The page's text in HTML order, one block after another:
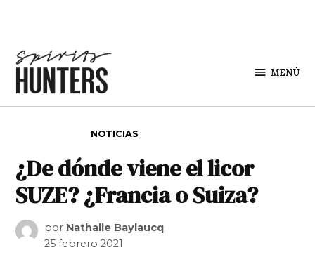
MENÚ
NOTICIAS
¿De dónde viene el licor
SUZE? ¿Francia o Suiza?
por Nathalie Baylaucq
25 febrero 2021